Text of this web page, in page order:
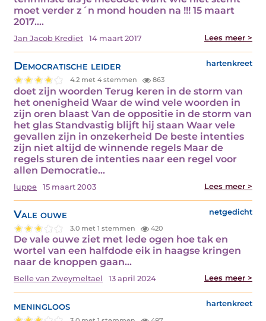
moet verder z´n mond houden na !!! 15 maart
2017.…
Jan Jacob Krediet 14 maart 2017 Lees meer >
Democratische leider hartenkreet
4.2 met 4 stemmen 863
doet zijn woorden Terug keren in de storm van
het onenigheid Waar de wind vele woorden in
zijn oren blaast Van de oppositie in de storm van
het glas Standvastig blijft hij staan Waar vele
gevallen zijn in onzekerheid De beste intenties
zijn niet altijd de winnende regels Maar de
regels sturen de intenties naar een regel voor
allen Democratie…
luppe 15 maart 2003 Lees meer >
Vale ouwe netgedicht
3.0 met 1 stemmen 420
De vale ouwe ziet met lede ogen hoe tak en
wortel van een halfdode eik in haagse kringen
naar de knoppen gaan…
Belle van Zweymeltael 13 april 2024 Lees meer >
meningloos hartenkreet